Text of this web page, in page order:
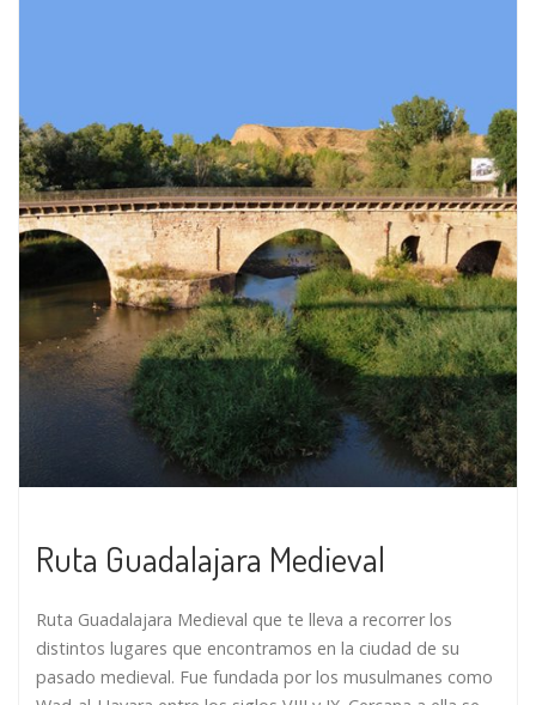
Ruta Guadalajara Medieval
Ruta Guadalajara Medieval que te lleva a recorrer los
distintos lugares que encontramos en la ciudad de su
pasado medieval. Fue fundada por los musulmanes como